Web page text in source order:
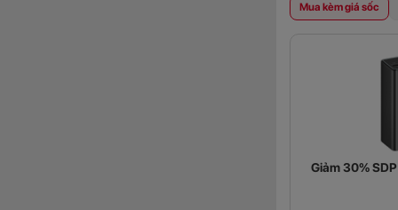
Mua kèm giá sốc
Giảm 30%